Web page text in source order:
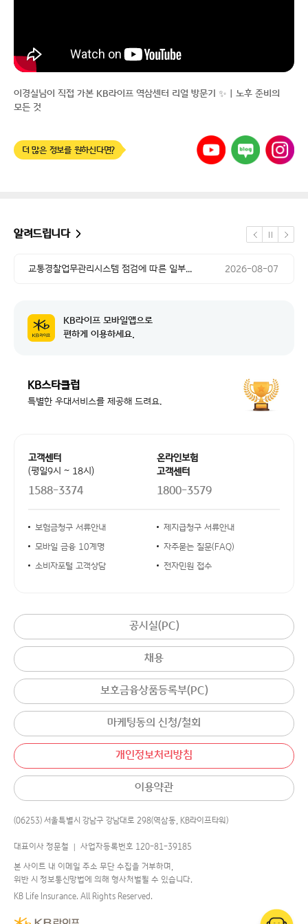
이경실님이 직접 가본 KB라이프 역삼센터 리얼 방문기 ✨｜노후 준비의
모든 것
더 많은 정보를 원하신다면?
유튜브 네이버 인스타그램
알려드립니다
한국신용정보원 시스템 작업에 따른 서비... 공지 날짜
2026-08-07
한국신용정보원 시스템 작업에 따른 서비... 공지 날짜
2026-08-07
교통경찰업무관리시스템 점검에 따른 일부... 공지 날짜
2026-08-07
한국신용정보원 시스템 작업에 따른 서비...
시스템 작업에 따른 NH농협카드 본인인... 공지 날짜
2026-08-04
공지 날짜
2026-08-07
시스템 작업에 따른 NH농협카드 본인인...
이전 다음
정지
KB라이프 모바일앱으로
편하게 이용하세요.
KB스타클럽
특별한 우대서비스를 제공해 드려요.
고객센터 안내
고객센터
(평일9시 ~ 18시)
1588-3374
온라인보험
고객센터
1800-3579
안내사항 링크
보험금청구 서류안내
제지급청구 서류안내
모바일 금융 10계명
자주묻는 질문(FAQ)
소비자포털 고객상담
전자민원 접수
공시실(PC)
채용
보호금융상품등록부(PC)
마케팅동의 신청/철회
개인정보처리방침
이용약관
(06253) 서울특별시 강남구 강남대로 298(역삼동, KB라이프타워)
대표이사 정문철 │ 사업자등록번호 120-81-39185
본 사이트 내 이메일 주소 무단 수집을 거부하며,
위반 시 정보통신망법에 의해 형사처벌될 수 있습니다.
KB Life Insurance. All Rights Reserved.